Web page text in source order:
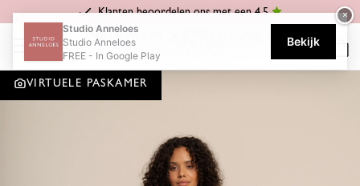
Klanten beoordelen ons met een 4.5
Home Celena Downstairs bonded trousers - black
VIRTUELE PASKAMER
×
Studio Anneloes
Studio Anneloes
FREE - In Google Play
Bekijk